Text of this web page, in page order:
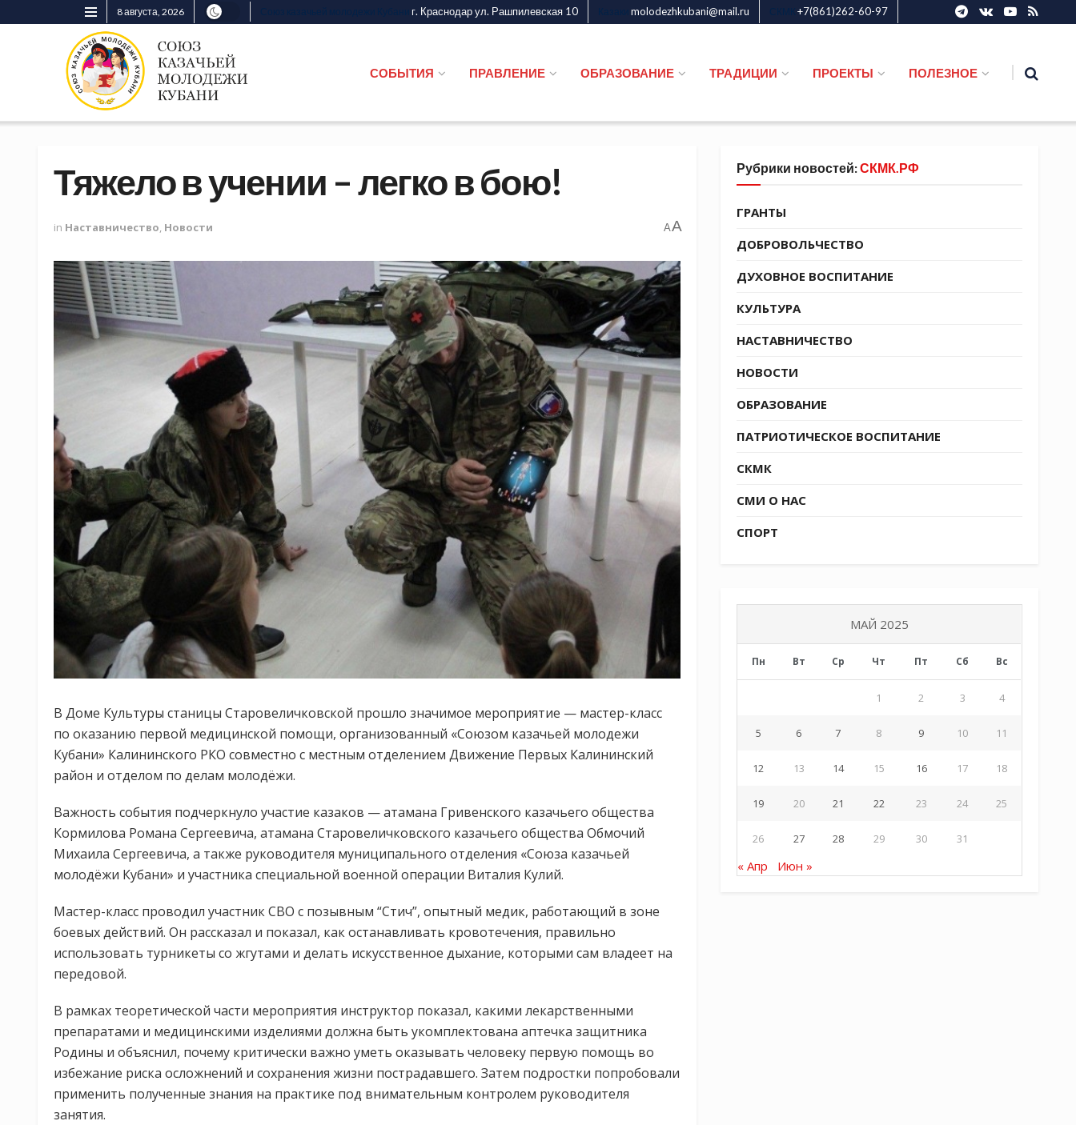
8 августа, 2026 г. Краснодар ул. Рашпилевская 10 molodezhkubani@mail.ru +7(861)262-60-97
СОБЫТИЯ ПРАВЛЕНИЕ ОБРАЗОВАНИЕ ТРАДИЦИИ ПРОЕКТЫ ПОЛЕЗНОЕ
Тяжело в учении – легко в бою!
in Наставничество Новости AA
В Доме Культуры станицы Старовеличковской прошло значимое мероприятие — мастер-класс
по оказанию первой медицинской помощи, организованный «Союзом казачьей молодежи
Кубани» Калининского РКО совместно с местным отделением Движение Первых Калининский
район и отделом по делам молодёжи.
Важность события подчеркнуло участие казаков — атамана Гривенского казачьего общества
Кормилова Романа Сергеевича, атамана Старовеличковского казачьего общества Обмочий
Михаила Сергеевича, а также руководителя муниципального отделения «Союза казачьей
молодёжи Кубани» и участника специальной военной операции Виталия Кулий.
Мастер-класс проводил участник СВО с позывным “Стич”, опытный медик, работающий в зоне
боевых действий. Он рассказал и показал, как останавливать кровотечения, правильно
использовать турникеты со жгутами и делать искусственное дыхание, которыми сам владеет на
передовой.
В рамках теоретической части мероприятия инструктор показал, какими лекарственными
препаратами и медицинскими изделиями должна быть укомплектована аптечка защитника
Родины и объяснил, почему критически важно уметь оказывать человеку первую помощь во
избежание риска осложнений и сохранения жизни пострадавшего. Затем подростки попробовали
применить полученные знания на практике под внимательным контролем руководителя
занятия.
Рубрики новостей:СКМК.РФ
ГРАНТЫ
ДОБРОВОЛЬЧЕСТВО
ДУХОВНОЕ ВОСПИТАНИЕ
КУЛЬТУРА
НАСТАВНИЧЕСТВО
НОВОСТИ
ОБРАЗОВАНИЕ
ПАТРИОТИЧЕСКОЕ ВОСПИТАНИЕ
СКМК
СМИ О НАС
СПОРТ
МАЙ 2025
Пн Вт Ср Чт Пт Сб Вс
1 2 3 4
5 6 7 8 9 10 11
12 13 14 15 16 17 18
19 20 21 22 23 24 25
26 27 28 29 30 31
« Апр Июн »